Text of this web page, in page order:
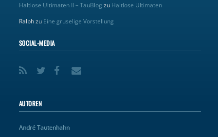
Haltlose Ultimaten II – TauBlog zu Haltlose Ultimaten
Ralphzu Eine gruselige Vorstellung
SOCIAL-MEDIA
AUTOREN
André Tautenhahn